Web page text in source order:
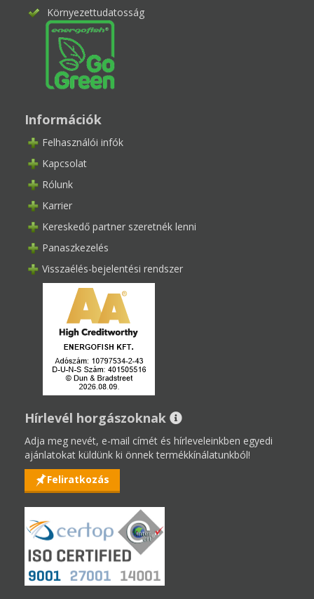
Környezettudatosság
Információk
Felhasználói infók
Kapcsolat
Rólunk
Karrier
Kereskedő partner szeretnék lenni
Panaszkezelés
Visszaélés-bejelentési rendszer
Hírlevél horgászoknak
Adja meg nevét, e-mail címét és hírleveleinkben egyedi
ajánlatokat küldünk ki önnek termékkínálatunkból!
Feliratkozás